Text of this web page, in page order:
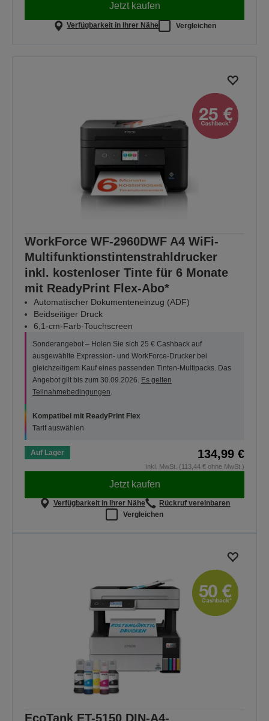
Jetzt kaufen
Verfügbarkeit in Ihrer Nähe Vergleichen
WorkForce WF-2960DWF A4 WiFi-
Multifunktionstintenstrahldrucker
inkl. kostenloser Tinte für 6 Monate
mit ReadyPrint Flex-Abo*
Automatischer Dokumenteneinzug (ADF)
Beidseitiger Druck
6,1-cm-Farb-Touchscreen
Sonderangebot – Holen Sie sich 25 € Cashback auf
ausgewählte Expression- und WorkForce-Drucker bei
gleichzeitigem Kauf eines passenden Tinten-Multipacks. Das
Angebot gilt bis zum 30.09.2026. Es gelten
Teilnahmebedingungen
Kompatibel mit ReadyPrint Flex
Tarif auswählen
Auf Lager 134,99 €
inkl. MwSt. (113,44 € ohne MwSt.)
Jetzt kaufen
Verfügbarkeit in Ihrer Nähe
Rückruf vereinbaren
Vergleichen
EcoTank ET-5150 DIN-A4-